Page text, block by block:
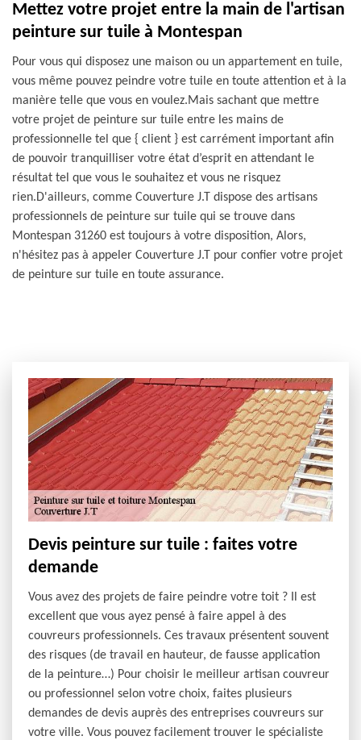
Mettez votre projet entre la main de l'artisan
peinture sur tuile à Montespan
Pour vous qui disposez une maison ou un appartement en tuile,
vous même pouvez peindre votre tuile en toute attention et à la
manière telle que vous en voulez.Mais sachant que mettre
votre projet de peinture sur tuile entre les mains de
professionnelle tel que { client } est carrément important afin
de pouvoir tranquilliser votre état d’esprit en attendant le
résultat tel que vous le souhaitez et vous ne risquez
rien.D'ailleurs, comme Couverture J.T dispose des artisans
professionnels de peinture sur tuile qui se trouve dans
Montespan 31260 est toujours à votre disposition, Alors,
n'hésitez pas à appeler Couverture J.T pour confier votre projet
de peinture sur tuile en toute assurance.
Devis peinture sur tuile : faites votre
demande
Vous avez des projets de faire peindre votre toit ? Il est
excellent que vous ayez pensé à faire appel à des
couvreurs professionnels. Ces travaux présentent souvent
des risques (de travail en hauteur, de fausse application
de la peinture…) Pour choisir le meilleur artisan couvreur
ou professionnel selon votre choix, faites plusieurs
demandes de devis auprès des entreprises couvreurs sur
votre ville. Vous pouvez facilement trouver le spécialiste